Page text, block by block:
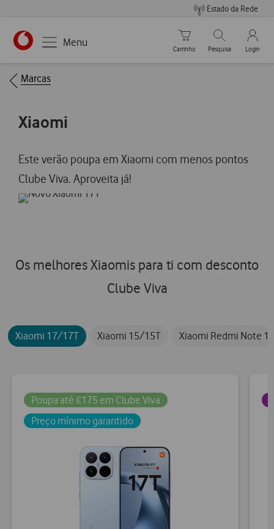
Estado da Rede
https://www.vodafone.pt
Menu
Carrinho de compras
Carrinho
Pesquisar
Pesquisa
My
Login
Breadcrumbs
Marcas
Xiaomi
Este verão poupa em Xiaomi com menos pontos
Clube Viva. Aproveita já!
Os melhores Xiaomis para ti com desconto
Clube Viva
Xiaomi 17/17T Xiaomi 15/15T Xiaomi Redmi Note 15
Poupa até €175 em Clube Viva
Preço mínimo garantido